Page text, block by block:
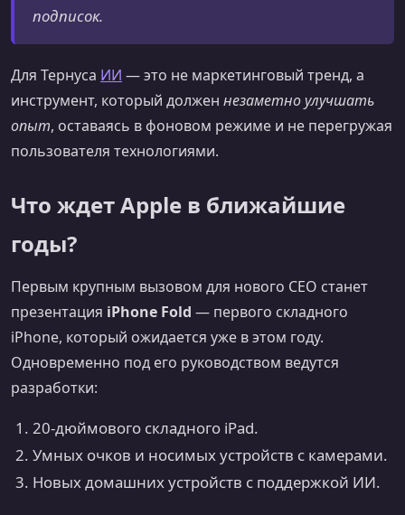
подписок.
Для Тернуса ИИ — это не маркетинговый тренд, а
инструмент, который должен незаметно улучшать
опыт, оставаясь в фоновом режиме и не перегружая
пользователя технологиями.
Что ждет Apple в ближайшие
годы?
Первым крупным вызовом для нового CEO станет
презентация iPhone Fold — первого складного
iPhone, который ожидается уже в этом году.
Одновременно под его руководством ведутся
разработки:
20‑дюймового складного iPad.
Умных очков и носимых устройств с камерами.
Новых домашних устройств с поддержкой ИИ.